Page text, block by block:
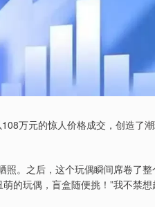
万元的惊人价格成交，创造了
。之后，这个玩偶瞬间席卷了
的玩偶，盲盒随便挑！”我不禁